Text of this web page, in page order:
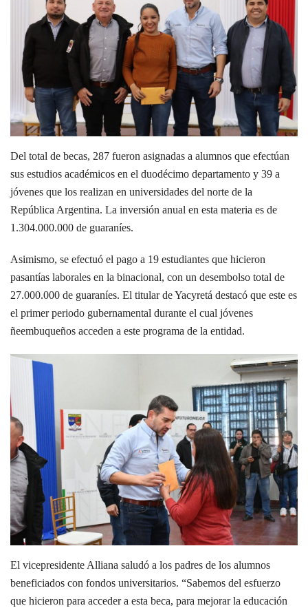
Del total de becas, 287 fueron asignadas a alumnos que efectúan
sus estudios académicos en el duodécimo departamento y 39 a
jóvenes que los realizan en universidades del norte de la
República Argentina. La inversión anual en esta materia es de
1.304.000.000 de guaraníes.
Asimismo, se efectuó el pago a 19 estudiantes que hicieron
pasantías laborales en la binacional, con un desembolso total de
27.000.000 de guaraníes. El titular de Yacyretá destacó que este es
el primer periodo gubernamental durante el cual jóvenes
ñeembuqueños acceden a este programa de la entidad.
El vicepresidente Alliana saludó a los padres de los alumnos
beneficiados con fondos universitarios. “Sabemos del esfuerzo
que hicieron para acceder a esta beca, para mejorar la educación